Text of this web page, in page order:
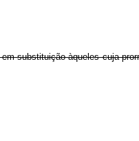
substituição àqueles cuja